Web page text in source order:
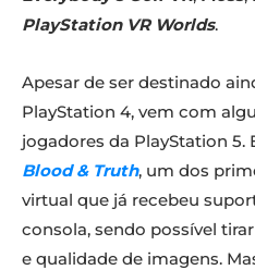
PlayStation VR Worlds.
Apesar de ser destinado
PlayStation 4, vem com
jogadores da PlayStation 5.
Blood & Truth, um dos
virtual que já recebeu
consola, sendo possível
e qualidade de imagens.